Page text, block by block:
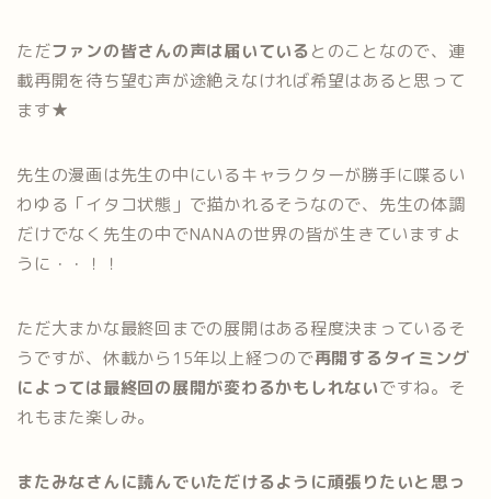
ただファンの皆さんの声は届いているとのことなので、連
載再開を待ち望む声が途絶えなければ希望はあると思って
ます★
先生の漫画は先生の中にいるキャラクターが勝手に喋るい
わゆる「イタコ状態」で描かれるそうなので、先生の体調
だけでなく先生の中でNANAの世界の皆が生きていますよ
うに・・！！
ただ大まかな最終回までの展開はある程度決まっているそ
うですが、休載から15年以上経つので再開するタイミング
によっては最終回の展開が変わるかもしれないですね。そ
れもまた楽しみ。
またみなさんに読んでいただけるように頑張りたいと思っ